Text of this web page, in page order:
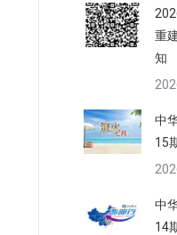
重
知
中
15
中
14